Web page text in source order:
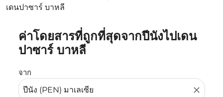
เดนปาซาร์ บาหลี
ค่าโดยสารที่ถูกที่สุดจากปีนังไปเดน
ปาซาร์ บาหลี
จาก
close
ลองอัปเดตเส้นทางของคุณ (ต้นทางและ/หรือปลายทาง) หรื